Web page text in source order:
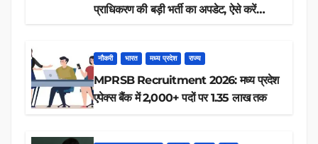
प्राधिकरण की बड़ी भर्ती का अपडेट, ऐसे करें
नौकरी भारत मध्य प्रदेश राज्य
MPRSB Recruitment 2026: मध्य प्रदेश
एपेक्स बैंक में 2,000+ पदों पर 1.35 लाख तक